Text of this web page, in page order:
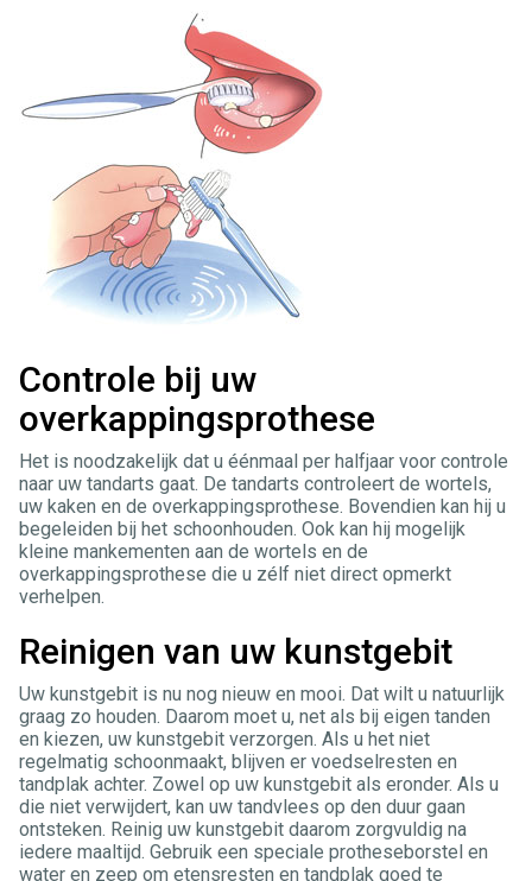
Controle bij uw
overkappingsprothese
Het is noodzakelijk dat u éénmaal per halfjaar voor controle
naar uw tandarts gaat. De tandarts controleert de wortels,
uw kaken en de overkappingsprothese. Bovendien kan hij u
begeleiden bij het schoonhouden. Ook kan hij mogelijk
kleine mankementen aan de wortels en de
overkappingsprothese die u zélf niet direct opmerkt
verhelpen.
Reinigen van uw kunstgebit
Uw kunstgebit is nu nog nieuw en mooi. Dat wilt u natuurlijk
graag zo houden. Daarom moet u, net als bij eigen tanden
en kiezen, uw kunstgebit verzorgen. Als u het niet
regelmatig schoonmaakt, blijven er voedselresten en
tandplak achter. Zowel op uw kunstgebit als eronder. Als u
die niet verwijdert, kan uw tandvlees op den duur gaan
ontsteken. Reinig uw kunstgebit daarom zorgvuldig na
iedere maaltijd. Gebruik een speciale protheseborstel en
water en zeep om etensresten en tandplak goed te